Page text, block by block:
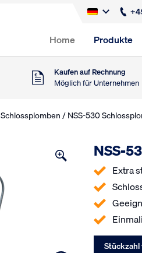
Home Produkte
Kaufen auf Rechnung
Möglich für Unternehmen
Schlossplomben/ NSS-530
NSS-
Extra
Stückzahl